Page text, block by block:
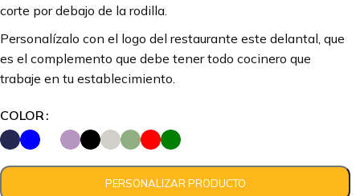
corte por debajo de la rodilla.
Personalízalo con el logo del restaurante este delantal, que
es el complemento que debe tener todo cocinero que
trabaje en tu establecimiento.
COLOR